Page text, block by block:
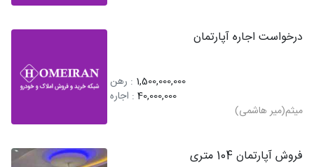
درخواست اجاره آپارتمان
1,500,000,000 : رهن
40,000,000 : اجاره
میثم(میر هاشمی)
فروش آپارتمان 104 متری